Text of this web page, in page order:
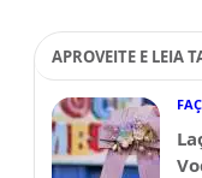
APROVEITE E LEIA